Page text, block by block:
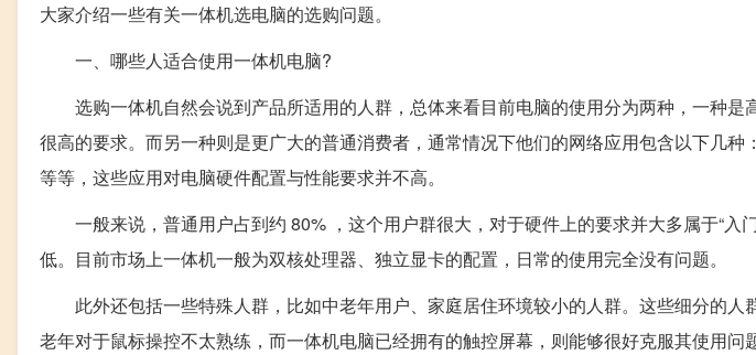
大家介绍一些有关一体机选电脑的选购问题。
一、哪些人适合使用一体机电脑?
选购一体机自然会说到产品所适用的人群，总体来看目前电脑的使用分为两种，一种是
很高的要求。而另一种则是更广大的普通消费者，通常情况下他们的网络应用包含以下几种
等等，这些应用对电脑硬件配置与性能要求并不高。
一般来说，普通用户占到约 80% ，这个用户群很大，对于硬件上的要求并大多属于“入
低。目前市场上一体机一般为双核处理器、独立显卡的配置，日常的使用完全没有问题。
此外还包括一些特殊人群，比如中老年用户、家庭居住环境较小的人群。这些细分的人
老年对于鼠标操控不太熟练，而一体机电脑已经拥有的触控屏幕，则能够很好克服其使用